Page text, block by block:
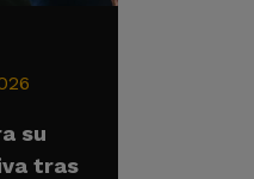
su
tras